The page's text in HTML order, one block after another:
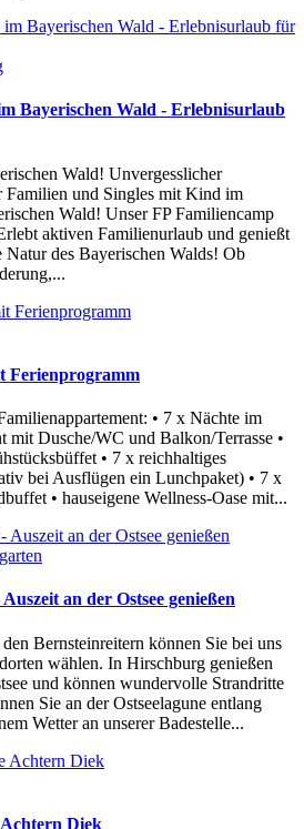
Bayerischen Wald - Erlebnisurlaub
Wald! Unvergesslicher
Familien und Singles mit Kind im
Wald! Unser FP Familiencamp
aktiven Familienurlaub und genießt
Natur des Bayerischen Walds! Ob
Ferienprogramm
• 7 x Nächte im
mit Dusche/WC und Balkon/Terrasse •
• 7 x reichhaltiges
bei Ausflügen ein Lunchpaket) • 7 x
• hauseigene Wellness-Oase mit...
an der Ostsee genießen
Bernsteinreitern können Sie bei uns
wählen. In Hirschburg genießen
und können wundervolle Strandritte
Sie an der Ostseelagune entlang
Wetter an unserer Badestelle...
Diek